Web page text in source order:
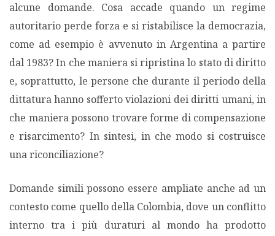
alcune domande. Cosa accade quando un regime
autoritario perde forza e si ristabilisce la democrazia,
come ad esempio è avvenuto in Argentina a partire
dal 1983? In che maniera si ripristina lo stato di diritto
e, soprattutto, le persone che durante il periodo della
dittatura hanno sofferto violazioni dei diritti umani, in
che maniera possono trovare forme di compensazione
e risarcimento? In sintesi, in che modo si costruisce
una riconciliazione?
Domande simili possono essere ampliate anche ad un
contesto come quello della Colombia, dove un conflitto
interno tra i più duraturi al mondo ha prodotto